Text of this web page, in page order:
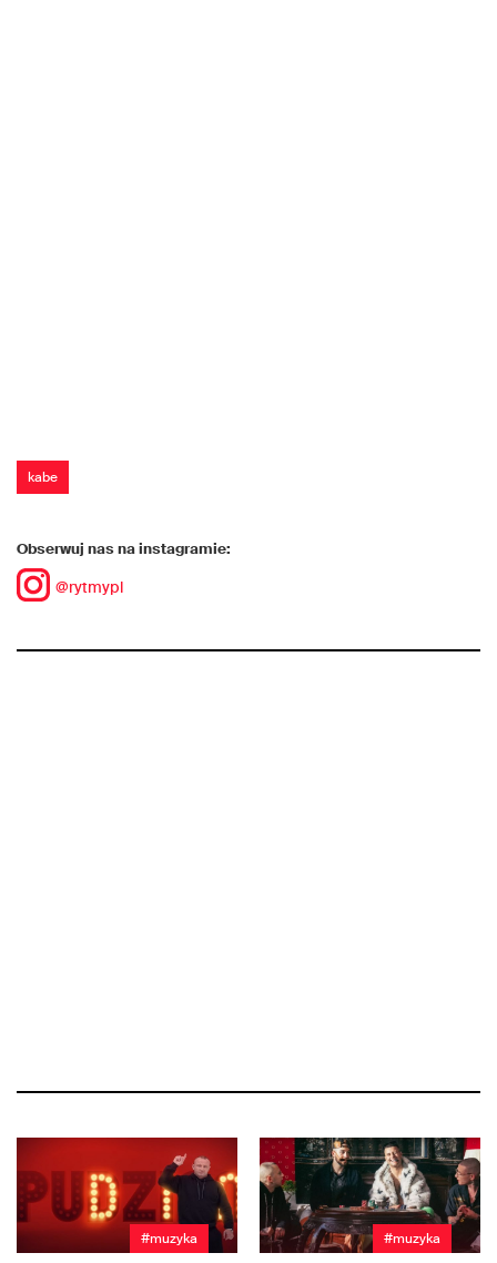
kabe
Obserwuj nas na instagramie:
@rytmypl
#muzyka #muzyka